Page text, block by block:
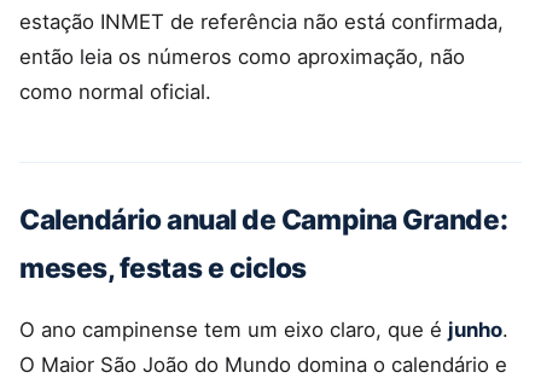
estação INMET de referência não está confirmada,
então leia os números como aproximação, não
como normal oficial.
Calendário anual de Campina Grande:
meses, festas e ciclos
O ano campinense tem um eixo claro, que é junho.
O Maior São João do Mundo domina o calendário e